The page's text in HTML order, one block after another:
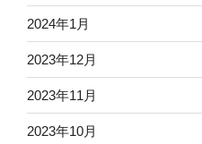
2024年1月
2023年12月
2023年11月
2023年10月